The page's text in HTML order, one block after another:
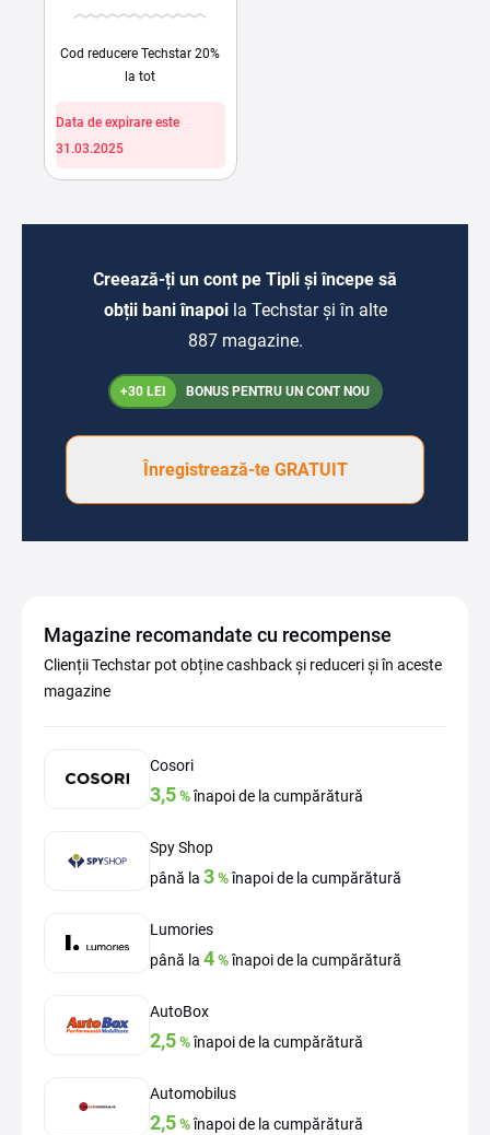
Cod reducere Techstar 20%
la tot
Data de expirare este
31.03.2025
Creează-ți un cont pe Tipli și începe să
obții bani înapoi la Techstar și în alte
887 magazine.
+30 LEI BONUS PENTRU UN CONT NOU
Înregistrează-te GRATUIT
Magazine recomandate cu recompense
Clienții Techstar pot obține cashback și reduceri și în aceste
magazine
Cosori
3,5%înapoi de la cumpărătură
Spy Shop
până la 3%înapoi de la cumpărătură
Lumories
până la 4%înapoi de la cumpărătură
AutoBox
2,5%înapoi de la cumpărătură
Automobilus
2,5%înapoi de la cumpărătură